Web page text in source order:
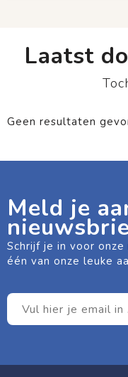
Laatst
Geen resultaten
Meld je
Schrijf je in voor
één van onze leuke